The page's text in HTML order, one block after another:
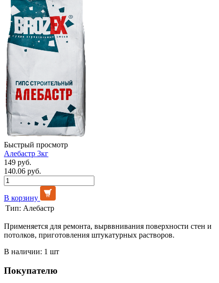
Быстрый просмотр
Алебастр 3кг
149 руб.
140.06 руб.
В корзину
Тип: Алебастр
Применяется для ремонта, вырввнивания поверхности стен и
потолков, приготовления штукатурных растворов.
В наличии: 1 шт
Покупателю